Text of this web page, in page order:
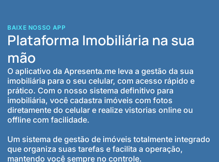
BAIXE NOSSO APP
Plataforma Imobiliária na sua
mão
O aplicativo da Apresenta.me leva a gestão da sua
imobiliária para o seu celular, com acesso rápido e
prático. Com o nosso sistema definitivo para
imobiliária, você cadastra imóveis com fotos
diretamente do celular e realize vistorias online ou
offline com facilidade.
Um sistema de gestão de imóveis totalmente integrado
que organiza suas tarefas e facilita a operação,
mantendo você sempre no controle.